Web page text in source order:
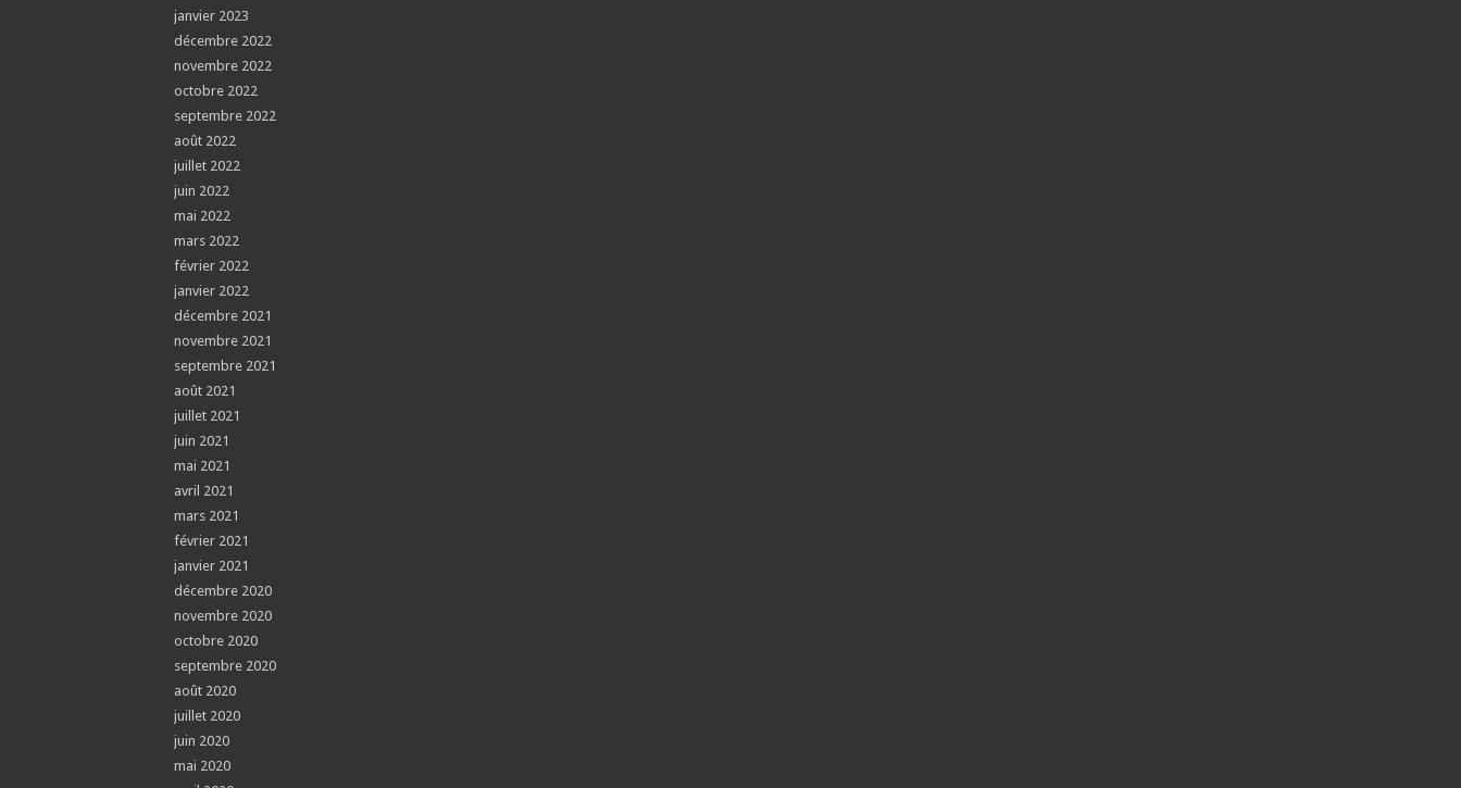
janvier 2023
décembre 2022
novembre 2022
octobre 2022
septembre 2022
août 2022
juillet 2022
juin 2022
mai 2022
mars 2022
février 2022
janvier 2022
décembre 2021
novembre 2021
septembre 2021
août 2021
juillet 2021
juin 2021
mai 2021
avril 2021
mars 2021
février 2021
janvier 2021
décembre 2020
novembre 2020
octobre 2020
septembre 2020
août 2020
juillet 2020
juin 2020
mai 2020